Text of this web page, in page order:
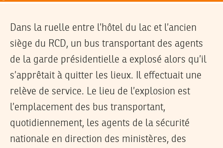
Dans la ruelle entre l’hôtel du lac et l’ancien
siège du RCD, un bus transportant des agents
de la garde présidentielle a explosé alors qu’il
s’apprêtait à quitter les lieux. Il effectuait une
relève de service. Le lieu de l’explosion est
l’emplacement des bus transportant,
quotidiennement, les agents de la sécurité
nationale en direction des ministères, des